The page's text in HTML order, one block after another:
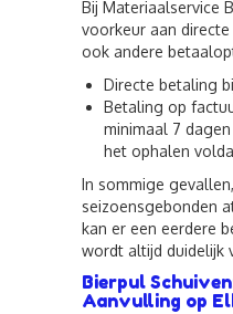
Bij Materiaalservice
voorkeur aan
ook andere
Directe betaling
Betaling op
minimaal 7
het ophalen
In sommige
seizoensgebonden
kan er een eerdere
wordt altijd duidelijk
Bierpul
Aanvulling op